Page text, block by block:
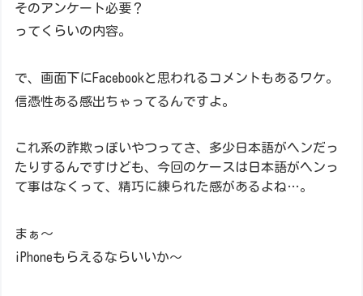
そのアンケート必要？
ってくらいの内容。
で、画面下にFacebookと思われるコメントもあるワケ。
信憑性ある感出ちゃってるんですよ。
これ系の詐欺っぽいやつってさ、多少日本語がヘンだっ
たりするんですけども、今回のケースは日本語がヘンっ
て事はなくって、精巧に練られた感があるよね…。
まぁ～
iPhoneもらえるならいいか～